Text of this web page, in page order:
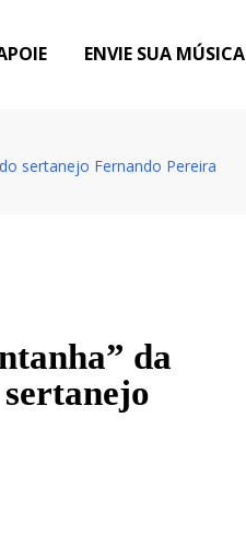
ENVIE SUA MÚSICA
sertanejo Fernando Pereira
da